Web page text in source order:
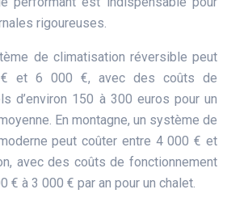
rigoureuses.
de climatisation réversible peut
et 6 000 €, avec des coûts de
d’environ 150 à 300 euros pour un
En montagne, un système de
peut coûter entre 4 000 € et
avec des coûts de fonctionnement
€ à 3 000 € par an pour un chalet.